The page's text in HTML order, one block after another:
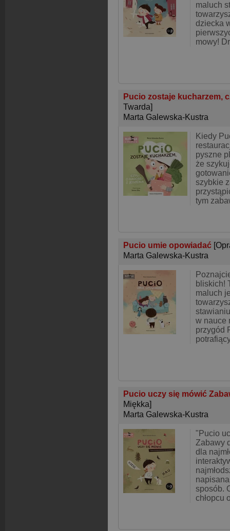
maluch
dziecka
mowy!
Pucio zostaje kucharzem,
Twarda]
Marta Galewska-Kustra
Kiedy
pyszne
że
szybkie
tym
Pucio umie opowiadać
Marta Galewska-Kustra
bliskich!
maluch
w nauce
przygód
Pucio uczy się mówić
Miękka]
Marta Galewska-Kustra
"Pucio
Zabawy
dla
sposób.
chłopcu